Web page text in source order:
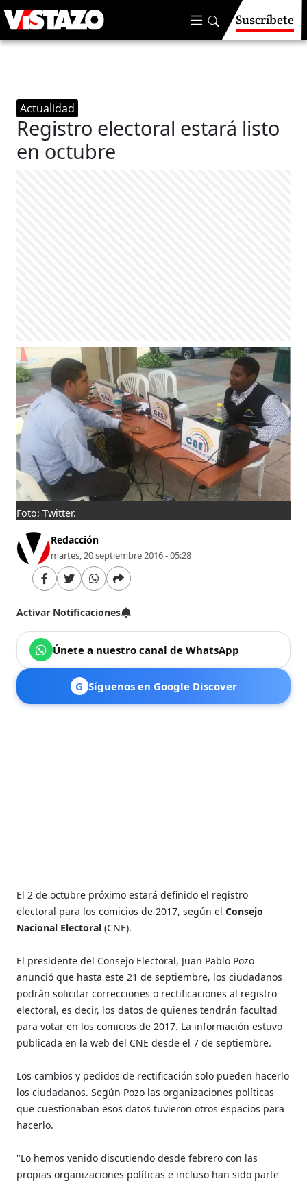
Suscríbete
Actualidad
Registro electoral estará listo
en octubre
Foto: Twitter.
Redacción
martes, 20 septiembre 2016 - 05:28
Activar Notificaciones
Únete a nuestro canal de WhatsApp
G Síguenos en Google Discover
El 2 de octubre próximo estará definido el registro
electoral para los comicios de 2017, según elConsejo
Nacional Electoral(CNE).
El presidente del Consejo Electoral, Juan Pablo Pozo
anunció que hasta este 21 de septiembre, los ciudadanos
podrán solicitar correcciones o rectificaciones al registro
electoral, es decir, los datos de quienes tendrán facultad
para votar en los comicios de 2017. La información estuvo
publicada en la web del CNE desde el 7 de septiembre.
Los cambios y pedidos de rectificación solo pueden hacerlo
los ciudadanos. Según Pozo las organizaciones políticas
que cuestionaban esos datos tuvieron otros espacios para
hacerlo.
"Lo hemos venido discutiendo desde febrero con las
propias organizaciones políticas e incluso han sido parte